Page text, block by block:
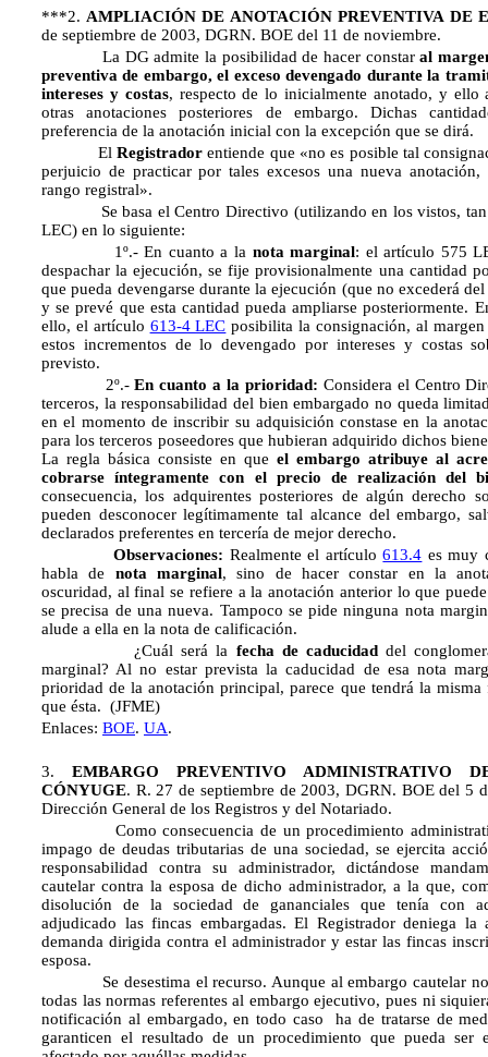
***2. AMPLIACIÓN DE ANOTACIÓN PREVENTIVA DE
de septiembre de 2003, DGRN. BOE del 11 de noviembre.
La DG admite la posibilidad de hacer constaral
preventiva de embargo, el exceso devengado durante la
intereses y costas, respecto de lo inicialmente anotado, y ello
otras anotaciones posteriores de embargo. Dichas
preferencia de la anotación inicial con la excepción que se dirá.
ElRegistrador entiende que «no es posible tal
perjuicio de practicar por tales excesos una nueva
rango registral».
Se basa el Centro Directivo (utilizando en los vistos, tan
LEC) en lo siguiente:
1º.- En cuanto a la nota marginal: el artículo 575
despachar la ejecución, se fije provisionalmente una cantidad
que pueda devengarse durante la ejecución (que no excederá
y se prevé que esta cantidad pueda ampliarse posteriormente.
ello, el artículo 613-4 LEC posibilita la consignación, al
estos incrementos de lo devengado por intereses y costas
previsto.
2º.-En cuanto a la prioridad: Considera el Centro
terceros, la responsabilidad del bien embargado no queda
en el momento de inscribir su adquisición constase en la
para los terceros poseedores que hubieran adquirido dichos
La regla básica consiste en que el embargo atribuye al
cobrarse íntegramente con el precio de realización del
consecuencia, los adquirentes posteriores de algún derecho
pueden desconocer legítimamente tal alcance del embargo,
declarados preferentes en tercería de mejor derecho.
Observaciones: Realmente el artículo613.4 es muy
habla de nota marginal, sino de hacer constar en la
oscuridad, al final se refiere a la anotación anterior lo que
se precisa de una nueva. Tampoco se pide ninguna nota
alude a ella en la nota de calificación.
¿Cuál será la fecha de caducidaddel
marginal? Al no estar prevista la caducidad de esa nota
prioridad de la anotación principal, parece que tendrá la misma
que ésta. (JFME)
Enlaces: BOE. UA.
3. EMBARGO PREVENTIVO ADMINISTRATIVO
CÓNYUGE. R. 27 de septiembre de 2003, DGRN. BOE del 5
Dirección General de los Registros y del Notariado.
Como consecuencia de un procedimiento
impago de deudas tributarias de una sociedad, se ejercita
responsabilidad contra su administrador, dictándose
cautelar contra la esposa de dicho administrador, a la que,
disolución de la sociedad de gananciales que tenía con
adjudicado las fincas embargadas. El Registrador deniega
demanda dirigida contra el administrador y estar las fincas
esposa.
Se desestima el recurso. Aunque al embargo cautelar no
todas las normas referentes al embargo ejecutivo, pues ni
notificación al embargado, en todo caso ha de tratarse de
garanticen el resultado de un procedimiento que pueda ser